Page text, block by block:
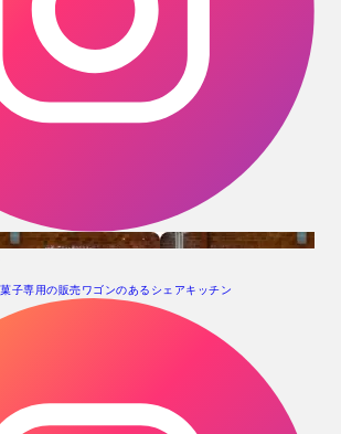
子専用の販売ワゴンのあるシェアキッチン